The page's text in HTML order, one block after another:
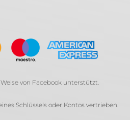
von Facebook unterstützt.
Schlüssels oder Kontos vertrieben.